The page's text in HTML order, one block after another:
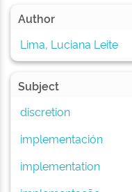
Author
Lima, Luciana Leite
Subject
discretion
implementación
implementation